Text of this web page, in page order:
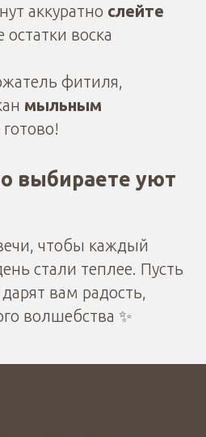
аккуратно слейте
остатки воска
фитиля,
мыльным
выбираете уют
чтобы каждый
стали теплее. Пусть
вам радость,
волшебства ✨